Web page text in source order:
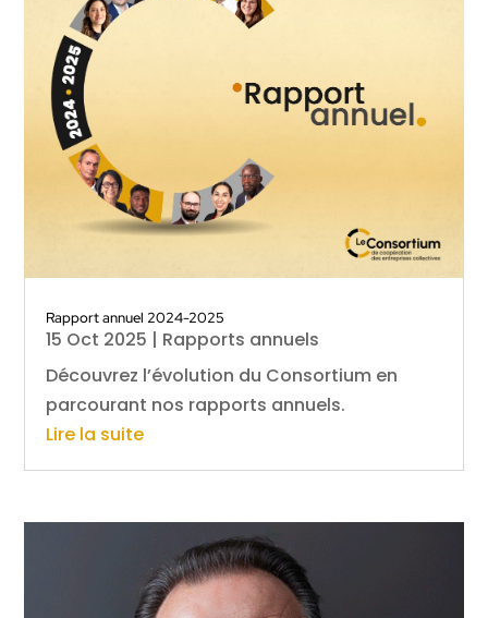
Rapport annuel 2024-2025
15 Oct 2025 | Rapports annuels
Découvrez l’évolution du Consortium en
parcourant nos rapports annuels.
Lire la suite